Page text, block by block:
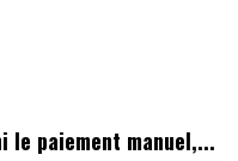
le paiement manuel,...